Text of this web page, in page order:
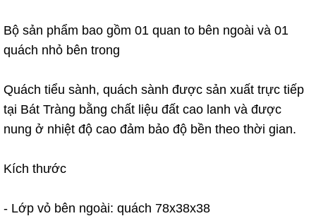
Bộ sản phẩm bao gồm 01 quan to bên ngoài và 01
quách nhỏ bên trong
Quách tiểu sành, quách sành được sản xuất trực tiếp
tại Bát Tràng bằng chất liệu đất cao lanh và được
nung ở nhiệt độ cao đảm bảo độ bền theo thời gian.
Kích thước
- Lớp vỏ bên ngoài: quách 78x38x38